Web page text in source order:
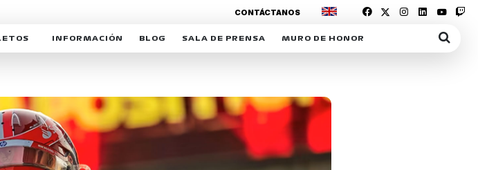
INFORMACIÓN
DERECHO DE PRIMERA OPCIÓN
REFORESTEMOS JUNTOS
MOTORSPORT ACADEMY
BLOG
MEXICOGP
INTERACTIVOS
SALA DE PRENSA
ACREDITACIONES
MURO DE HONOR
CONTÁCTANOS